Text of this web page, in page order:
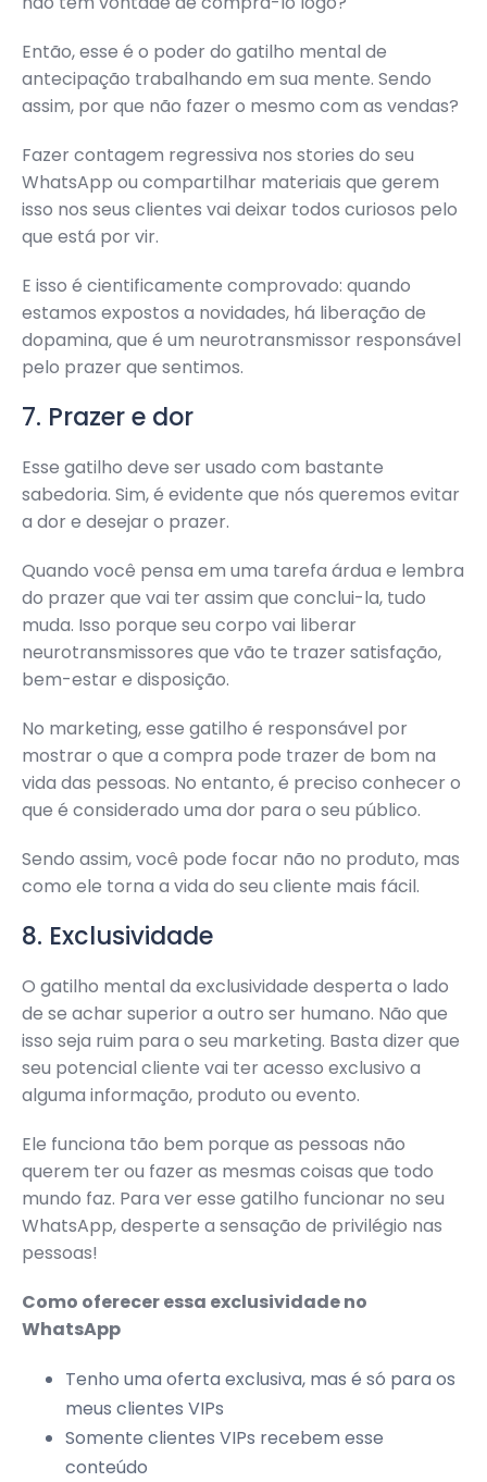
Então, esse é o poder do gatilho mental de
antecipação trabalhando em sua mente. Sendo
assim, por que não fazer o mesmo com as vendas?
Fazer contagem regressiva nos stories do seu
WhatsApp ou compartilhar materiais que gerem
isso nos seus clientes vai deixar todos curiosos pelo
que está por vir.
E isso é cientificamente comprovado: quando
estamos expostos a novidades, há liberação de
dopamina, que é um neurotransmissor responsável
pelo prazer que sentimos.
7. Prazer e dor
Esse gatilho deve ser usado com bastante
sabedoria. Sim, é evidente que nós queremos evitar
a dor e desejar o prazer.
Quando você pensa em uma tarefa árdua e lembra
do prazer que vai ter assim que conclui-la, tudo
muda. Isso porque seu corpo vai liberar
neurotransmissores que vão te trazer satisfação,
bem-estar e disposição.
No marketing, esse gatilho é responsável por
mostrar o que a compra pode trazer de bom na
vida das pessoas. No entanto, é preciso conhecer o
que é considerado uma dor para o seu público.
Sendo assim, você pode focar não no produto, mas
como ele torna a vida do seu cliente mais fácil.
8. Exclusividade
O gatilho mental da exclusividade desperta o lado
de se achar superior a outro ser humano. Não que
isso seja ruim para o seu marketing. Basta dizer que
seu potencial cliente vai ter acesso exclusivo a
alguma informação, produto ou evento.
Ele funciona tão bem porque as pessoas não
querem ter ou fazer as mesmas coisas que todo
mundo faz. Para ver esse gatilho funcionar no seu
WhatsApp, desperte a sensação de privilégio nas
pessoas!
Como oferecer essa exclusividade no
WhatsApp
Tenho uma oferta exclusiva, mas é só para os
meus clientes VIPs
Somente clientes VIPs recebem esse
conteúdo